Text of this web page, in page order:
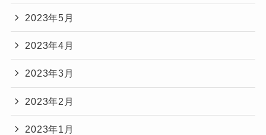
2023年5月
2023年4月
2023年3月
2023年2月
2023年1月